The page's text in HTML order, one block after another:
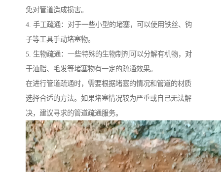
免对管道造成损害。
4. 手工疏通：对于一些小型的堵塞，可以使用铁丝、钩
子等工具手动堵塞物。
5. 生物疏通：一些特殊的生物制剂可以分解有机物，对
于油脂、毛发等堵塞物有一定的疏通效果。
在进行管道疏通时，需要根据堵塞的情况和管道的材质
选择合适的方法。如果堵塞情况较为严重或自己无法解
决，建议寻求的管道疏通服务。